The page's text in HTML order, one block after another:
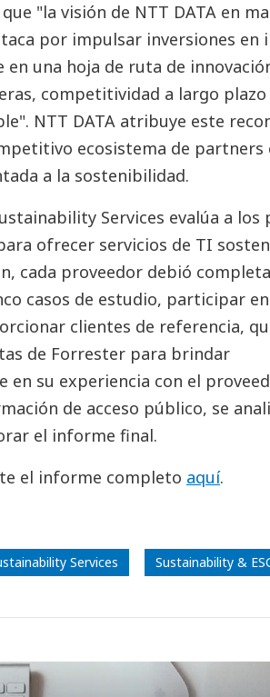
"la visión de NTT DATA en
por impulsar inversiones en
una hoja de ruta de
competitividad a largo
NTT DATA atribuye este
ecosistema de partners
a la sostenibilidad.
Services evalúa a los
ofrecer servicios de TI
cada proveedor debió
casos de estudio, participar
clientes de referencia,
de Forrester para brindar
su experiencia con el
de acceso público, se
el informe final.
el informe completo aquí.
Services Sustainability &